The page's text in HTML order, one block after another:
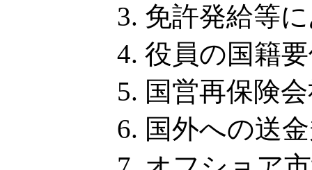
免許発給等
役員の国籍
国営再保険
国外への送